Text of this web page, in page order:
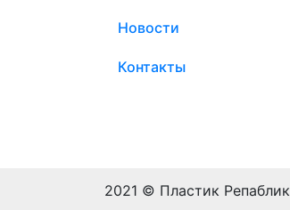
Новости
Контакты
2021 © Пластик Репаблик